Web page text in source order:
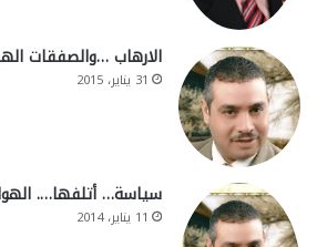
الارهاب …والصفقات
31 يناير، 2015
سياسة… أتلفها….
11 يناير، 2014